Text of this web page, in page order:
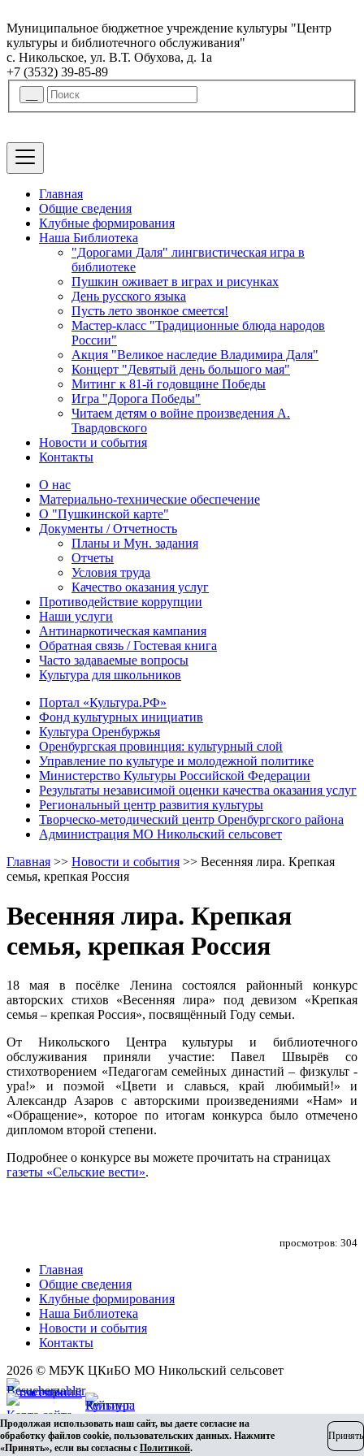
Муниципальное бюджетное учреждение культуры "Центр
культуры и библиотечного обслуживания"
с. Никольское, ул. В.Т. Обухова, д. 1а
+7 (3532) 39-85-89
Главная
Общие сведения
Клубные формирования
Наша Библиотека
"Дорогами Даля" лингвистическая игра в
библиотеке
Пушкин оживает в играх и рисунках
День русского языка
Пусть лето звонкое смеется!
Мастер-класс "Традиционные блюда народов
России"
Акция "Великое наследие Владимира Даля"
Концерт "Девятый день большого мая"
Митинг к 81-й годовщине Победы
Игра "Дорога Победы"
Читаем детям о войне произведения А.
Твардовского
Новости и события
Контакты
О нас
Материально-технические обеспечение
О "Пушкинской карте"
Документы / Отчетность
Планы и Мун. задания
Отчеты
Условия труда
Качество оказания услуг
Противодействие коррупции
Наши услуги
Антинаркотическая кампания
Обратная связь / Гостевая книга
Часто задаваемые вопросы
Культура для школьников
Портал «Культура.РФ»
Фонд культурных инициатив
Культура Оренбуржья
Оренбургская провинция: культурный слой
Управление по культуре и молодежной политике
Министерство Культуры Российской Федерации
Результаты независимой оценки качества оказания услуг
Региональный центр развития культуры
Творческо-методический центр Оренбургского района
Администрация МО Никольский сельсовет
Главная >> Новости и события >> Весенняя лира. Крепкая
семья, крепкая Россия
Весенняя лира. Крепкая
семья, крепкая Россия
18 мая в посёлке Ленина состоялся районный конкурс
авторских стихов «Весенняя лира» под девизом «Крепкая
семья – крепкая Россия», посвящённый Году семьи.
От Никольского Центра культуры и библиотечного
обслуживания приняли участие: Павел Швырёв со
стихотворением «Педагогам семейных династий – физкульт -
ура!» и поэмой «Цвети и славься, край любимый!» и
Александр Азаров с авторскими произведениями «Нам» и
«Обращение», которое по итогам конкурса было отмечено
дипломом второй степени.
Подробнее о конкурсе вы можете прочитать на страницах
газеты «Сельские вести».
просмотров: 304
Главная
Общие сведения
Клубные формирования
Наша Библиотека
Новости и события
Контакты
2026 © МБУК ЦКиБО МО Никольский сельсовет
Карта сайта
Разработка сайта
Продолжая использовать наш сайт, вы даете согласие на
обработку файлов cookie, пользовательских данных. Нажмите
«Принять», если вы согласны с Политикой.
Принять